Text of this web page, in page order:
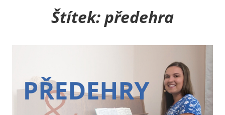
Štítek:předehra